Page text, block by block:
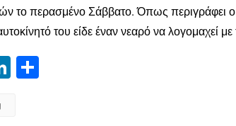
το περασμένο Σάββατο. Όπως περιγράφει ο
του είδε έναν νεαρό να λογομαχεί
LinkedIn